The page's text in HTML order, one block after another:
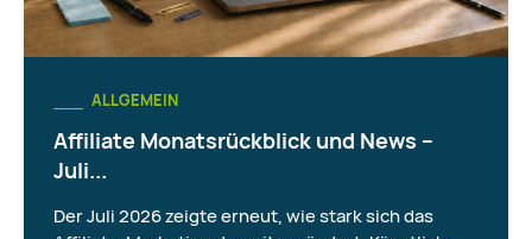
ALLGEMEIN
Affiliate Monatsrückblick und News –
Juli...
Der Juli 2026 zeigte erneut, wie stark sich das